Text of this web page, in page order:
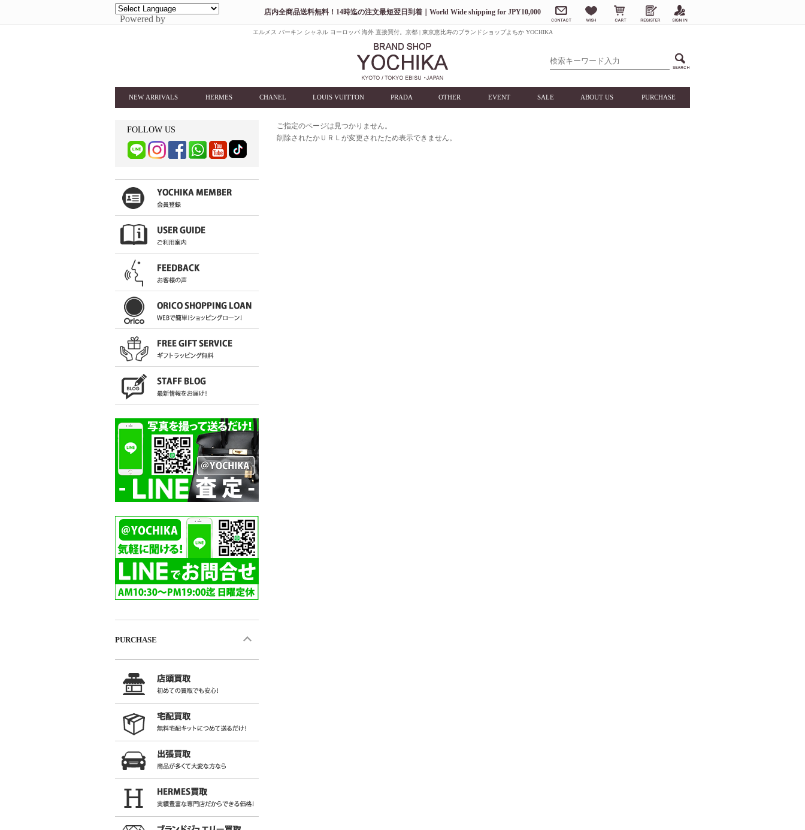
Powered by
店内全商品送料無料！14時迄の注文最短翌日到着｜World Wide shipping for JPY10,000
エルメス バーキン シャネル ヨーロッパ 海外 直接買付。京都 | 東京恵比寿のブランドショップよちか YOCHIKA
NEW ARRIVALS HERMES CHANEL LOUIS VUITTON PRADA OTHER EVENT SALE ABOUT US PURCHASE
ご指定のページは見つかりません。
削除されたかＵＲＬが変更されたため表示できません。
FOLLOW US
PURCHASE